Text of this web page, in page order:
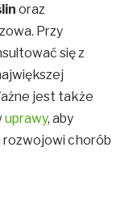
oraz
Przy
się z
jest także
uprawy, aby
rozwojowi chorób